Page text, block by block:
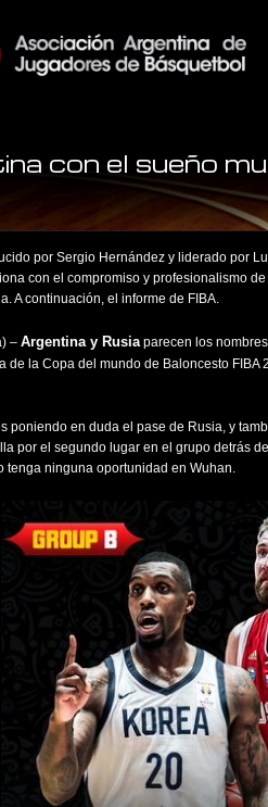
con el sueño
por Sergio Hernández y liderado por
con el compromiso y profesionalismo
A continuación, el informe de FIBA.
– Argentina y Rusiaparecen los
de la Copa del mundo de Baloncesto FIBA
poniendo en duda el pase de Rusia, y
por el segundo lugar en el grupo detrás
tenga ninguna oportunidad en Wuhan.